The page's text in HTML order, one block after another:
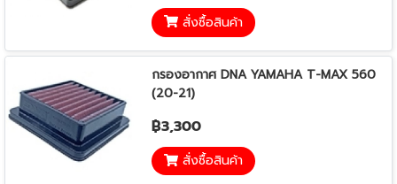
สั่งซื้อสินค้า
กรองอากาศ DNA YAMAHA T-MAX 560
(20-21)
฿3,300
สั่งซื้อสินค้า